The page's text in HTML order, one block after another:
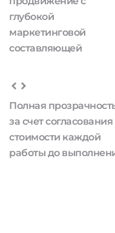
глубокой
маркетинговой
составляющей
Полная
за счет согласования
стоимости каждой
работы до